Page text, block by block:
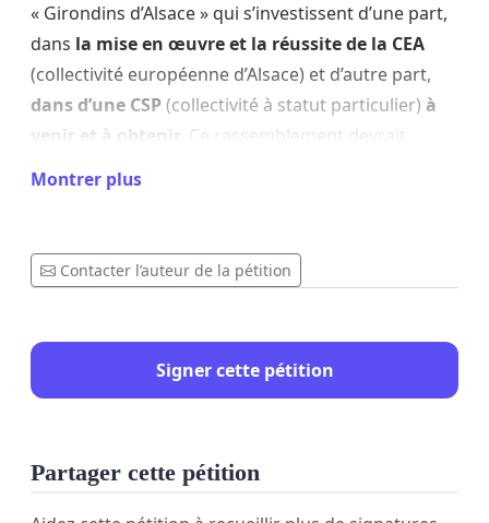
« Girondins d’Alsace » qui s’investissent d’une part,
dans la mise en œuvre et la réussite de la CEA
(collectivité européenne d’Alsace) et d’autre part,
dans d’une CSP(collectivité à statut particulier) à
venir et à obtenir. Ce rassemblement devrait
programmatique et électorale.
nous ferons un devoir de proposer une
et des autres qui aura pour mission d’élaborer la
mutuelle d’alter ego, à ne pas se raidir sur des
Montrer plus
Contacter l’auteur de la pétition
Signer cette pétition
Partager cette pétition